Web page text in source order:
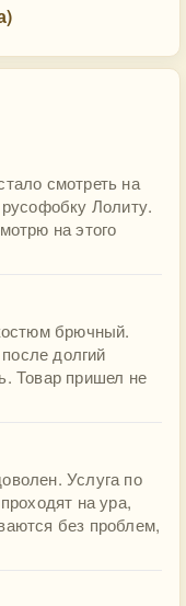
смотреть на
Лолиту.
на этого
брючный.
долгий
Товар пришел не
Услуга по
на ура,
без проблем,